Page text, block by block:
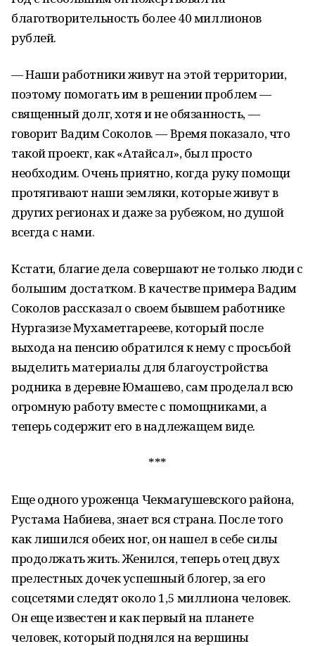
благотворительность более 40 миллионов
рублей.
— Наши работники живут на этой территории,
поэтому помогать им в решении проблем —
священный долг, хотя и не обязанность, —
говорит Вадим Соколов. — Время показало, что
такой проект, как «Атайсал», был просто
необходим. Очень приятно, когда руку помощи
протягивают наши земляки, которые живут в
других регионах и даже за рубежом, но душой
всегда с нами.
Кстати, благие дела совершают не только люди с
большим достатком. В качестве примера Вадим
Соколов рассказал о своем бывшем работнике
Нургазизе Мухаметгарееве, который после
выхода на пенсию обратился к нему с просьбой
выделить материалы для благоустройства
родника в деревне Юмашево, сам проделал всю
огромную работу вместе с помощниками, а
теперь содержит его в надлежащем виде.
***
Еще одного уроженца Чекмагушевского района,
Рустама Набиева, знает вся страна. После того
как лишился обеих ног, он нашел в себе силы
продолжать жить. Женился, теперь отец двух
прелестных дочек успешный блогер, за его
соцсетями следят около 1,5 миллиона человек.
Он еще известен и как первый на планете
человек, который поднялся на вершины